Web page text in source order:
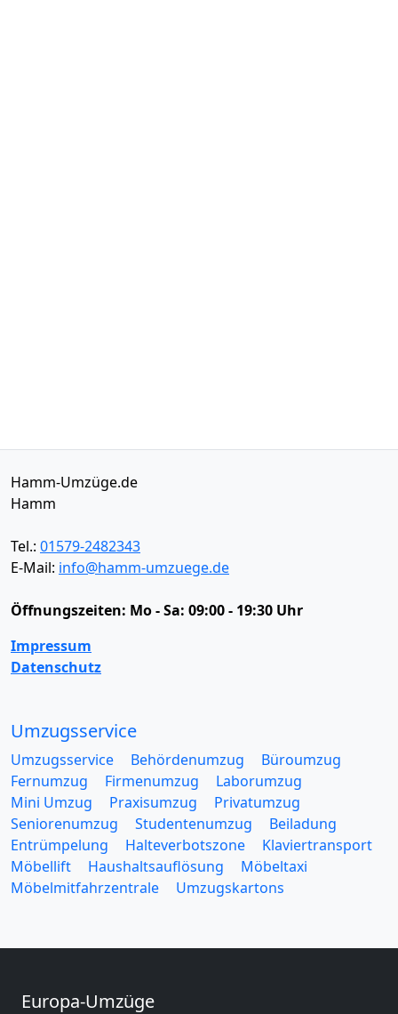
Hamm-Umzüge.de
Hamm
Tel.: 01579-2482343
E-Mail: info@hamm-umzuege.de
Öffnungszeiten: Mo - Sa: 09:00 - 19:30 Uhr
Impressum
Datenschutz
Umzugsservice
Umzugsservice Behördenumzug
Büroumzug
Fernumzug
Firmenumzug
Laborumzug
Mini Umzug
Praxisumzug
Privatumzug
Seniorenumzug
Studentenumzug
Beiladung
Entrümpelung
Halteverbotszone
Klaviertransport
Möbellift
Haushaltsauflösung
Möbeltaxi
Möbelmitfahrzentrale
Umzugskartons
Europa-Umzüge